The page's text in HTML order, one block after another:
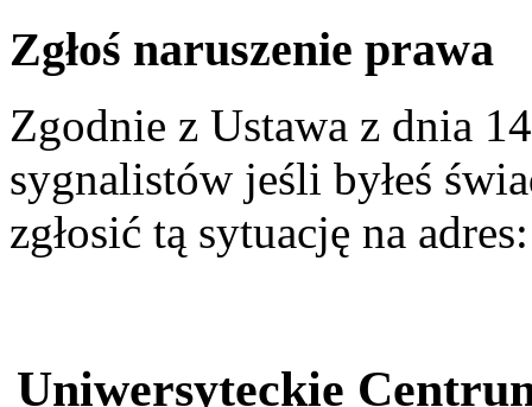
Zgłoś naruszenie prawa
Zgodnie z Ustawa z dnia
sygnalistów jeśli byłeś
zgłosić tą sytuację na
Uniwersyteckie